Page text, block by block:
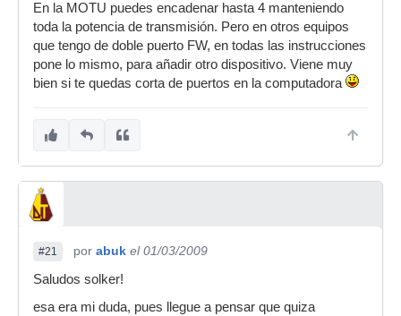
En la MOTU puedes encadenar hasta 4 manteniendo
toda la potencia de transmisión. Pero en otros equipos
que tengo de doble puerto FW, en todas las instrucciones
pone lo mismo, para añadir otro dispositivo. Viene muy
bien si te quedas corta de puertos en la computadora
#21 por abuk el 01/03/2009
Saludos solker!
esa era mi duda, pues llegue a pensar que quiza